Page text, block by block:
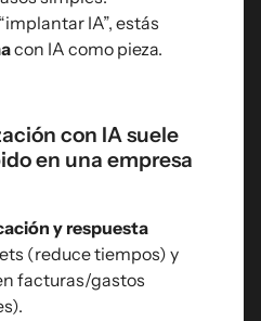
IA”, estás
con IA como pieza.
con IA suele
en una empresa
y respuesta
(reduce tiempos) y
facturas/gastos